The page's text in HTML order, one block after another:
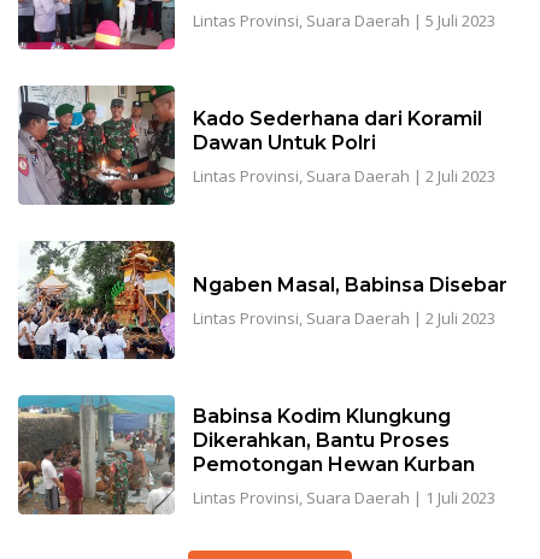
Lintas Provinsi, Suara Daerah | 5 Juli 2023
Kado Sederhana dari Koramil
Dawan Untuk Polri
Lintas Provinsi, Suara Daerah | 2 Juli 2023
Ngaben Masal, Babinsa Disebar
Lintas Provinsi, Suara Daerah | 2 Juli 2023
Babinsa Kodim Klungkung
Dikerahkan, Bantu Proses
Pemotongan Hewan Kurban
Lintas Provinsi Suara Daerah | 1 Juli 2023